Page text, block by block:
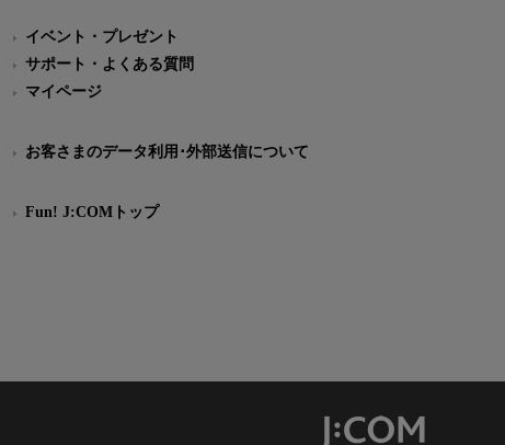
イベント・プレゼント
サポート・よくある質問
マイページ
お客さまのデータ利用･外部送信について
Fun! J:COMトップ